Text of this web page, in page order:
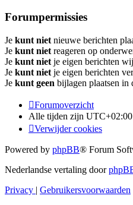
Forumpermissies
Je kunt niet nieuwe berichten
Je kunt niet reageren op
Je kunt niet je eigen berichten
Je kunt niet je eigen berichten
Je kunt geen bijlagen plaatsen in
Forumoverzicht
Alle tijden zijn UTC+02:00
Verwijder cookies
Powered by phpBB® Forum
Nederlandse vertaling door
Privacy | Gebruikersvoorwaarden